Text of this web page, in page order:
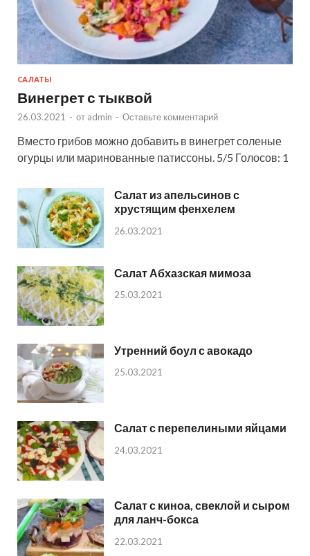
САЛАТЫ
Винегрет с тыквой
26.03.2021 - от admin - Оставьте комментарий
Вместо грибов можно добавить в винегрет соленые
огурцы или маринованные патиссоны. 5/5 Голосов: 1
Салат из апельсинов с
хрустящим фенхелем
26.03.2021
Салат Абхазская мимоза
25.03.2021
Утренний боул с авокадо
25.03.2021
Салат с перепелиными яйцами
24.03.2021
Салат с киноа, свеклой и сыром
для ланч-бокса
22.03.2021